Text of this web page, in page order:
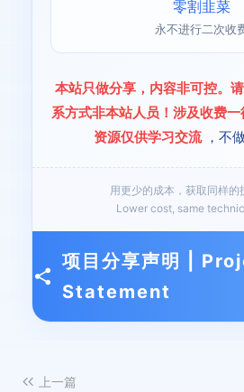
零割韭菜
永不进行二次收
本站只做分享，内容非可控。
系方式非本站人员！涉及收费一
资源仅供学习交流 ，不
用更少的成本，获取同样的
Lower cost, same
项目分享声明 |
Statement
上一篇